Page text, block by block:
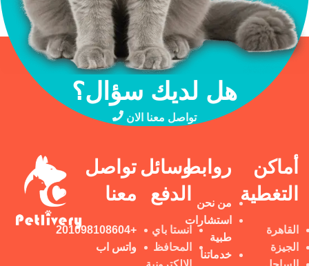
هل لديك سؤال؟
تواصل معنا الان
أماكن
التغطية
القاهرة
الجيزة
روابط
من نحن
استشارات
طبية
خدماتنا
وسائل
الدفع
انستا باي
المحافظ
تواصل
معنا
+201098108604
واتس اب